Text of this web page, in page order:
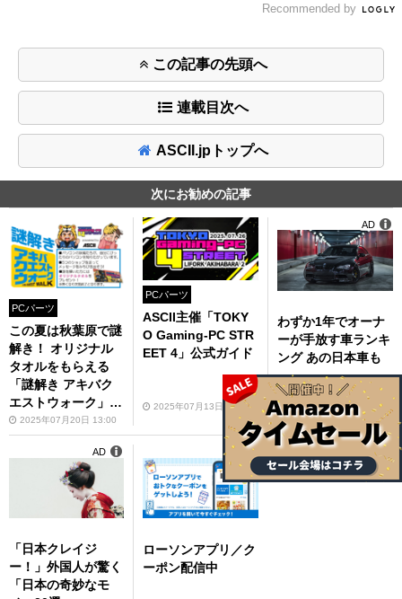
Recommended by
この記事の先頭へ
連載目次へ
ASCII.jpトップへ
次にお勧めの記事
PCパーツ
この夏は秋葉原で謎
解き！ オリジナル
タオルをもらえる
「謎解き アキバク
エストウォーク」7
月26日に開催しま
す！
2025年07月20日 13:00
PCパーツ
ASCII主催「TOKY
O Gaming-PC STR
EET 4」公式ガイド
2025年07月13日 17:00
わずか1年でオーナ
ーが手放す車ランキ
ング あの日本車も
PR Skyrocket株式会社
AD
「日本クレイジ
ー！」外国人が驚く
「日本の奇妙なモ
AD
ローソンアプリ／ク
ーポン配信中
AD